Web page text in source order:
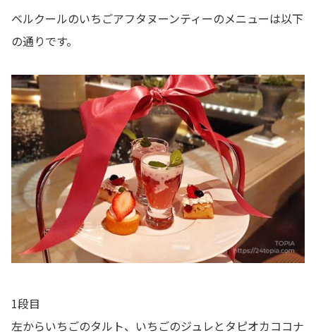
ベルクールのいちごアフタヌーンティーのメニューは以下
の通りです。
1段目
左からいちごのタルト、いちごのジュレとタピオカココナ